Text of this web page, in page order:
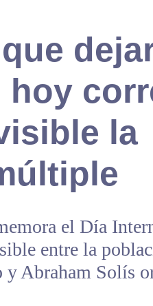
hoy
la
el Día
entre la
Abraham Solís